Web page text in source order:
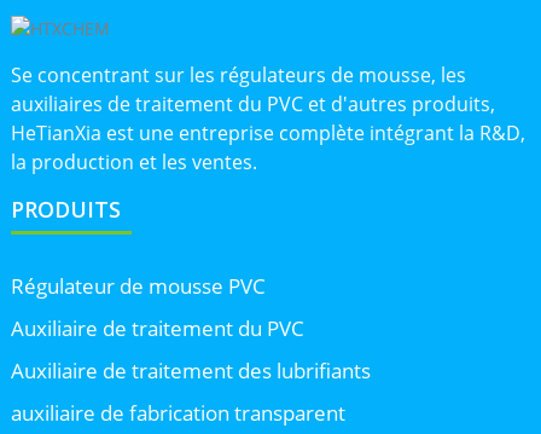
Se concentrant sur les régulateurs de mousse, les
auxiliaires de traitement du PVC et d'autres produits,
HeTianXia est une entreprise complète intégrant la R&D,
la production et les ventes.
PRODUITS
Régulateur de mousse PVC
Auxiliaire de traitement du PVC
Auxiliaire de traitement des lubrifiants
auxiliaire de fabrication transparent